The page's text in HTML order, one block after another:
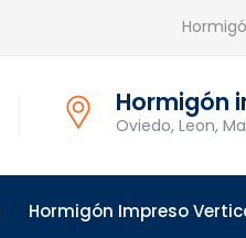
Hormigón
Oviedo, Leon,
Hormigón Impreso